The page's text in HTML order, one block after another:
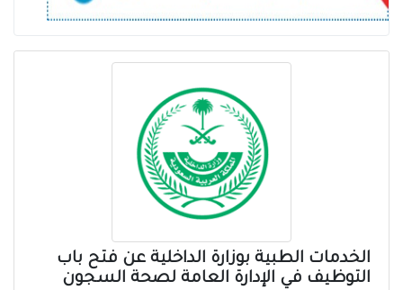
الخدمات الطبية بوزارة الداخلية عن فتح باب
التوظيف في الإدارة العامة لصحة السجون